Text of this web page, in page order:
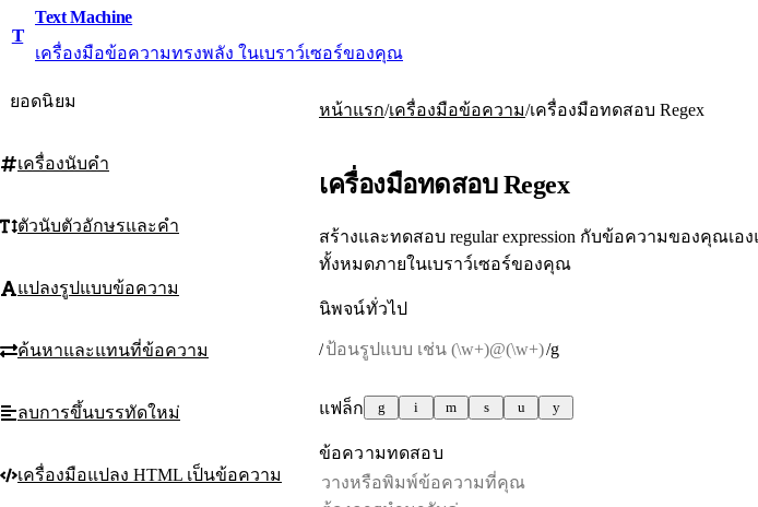
T
Text Machine
เครื่องมือข้อความทรงพลัง ในเบราว์เซอร์ของคุณ
ยอดนิยม
เครื่องนับคำ
ตัวนับตัวอักษรและคำ
แปลงรูปแบบข้อความ
ค้นหาและแทนที่ข้อความ
ลบการขึ้นบรรทัดใหม่
เครื่องมือแปลง HTML เป็นข้อความ
หน้าแรก/เครื่องมือข้อความ/เครื่องมือทดสอบ Regex
เครื่องมือทดสอบ Regex
สร้างและทดสอบ regular expression กับข้อความของคุณเ
ทั้งหมดภายในเบราว์เซอร์ของคุณ
นิพจน์ทั่วไป
/ /g
แฟล็ก g i m s u y
ข้อความทดสอบ